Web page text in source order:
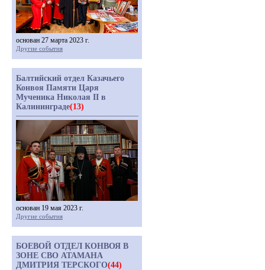
основан 27 марта 2023 г.
Другие события
Балтийский отдел Казачьего
Конвоя Памяти Царя
Мученика Николая II в
Калининграде(13)
основан 19 мая 2023 г.
Другие события
БОЕВОЙ ОТДЕЛ КОНВОЯ В
ЗОНЕ СВО АТАМАНА
ДМИТРИЯ ТЕРСКОГО(44)